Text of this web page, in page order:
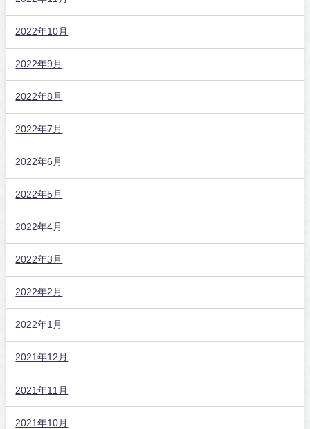
2022年10月
2022年9月
2022年8月
2022年7月
2022年6月
2022年5月
2022年4月
2022年3月
2022年2月
2022年1月
2021年12月
2021年11月
2021年10月